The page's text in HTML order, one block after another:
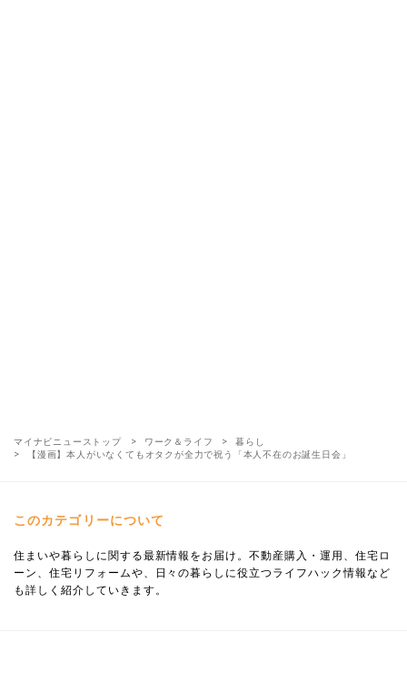
マイナビニューストップ ワーク＆ライフ
暮らし
【漫画】本人がいなくてもオタクが全力で祝う「本人不在のお誕生日会」
このカテゴリーについて
住まいや暮らしに関する最新情報をお届け。不動産購入・運用、住宅ロ
ーン、住宅リフォームや、日々の暮らしに役立つライフハック情報など
も詳しく紹介していきます。